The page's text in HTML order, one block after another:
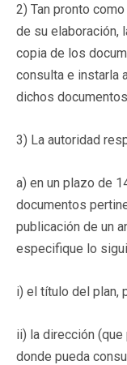
2) Tan pronto
de su elaboración,
copia de los
consulta e instarla
dichos
3) La autoridad
a) en un plazo de
documentos
publicación de un
especifique lo
i) el título del plan,
ii) la dirección
donde pueda